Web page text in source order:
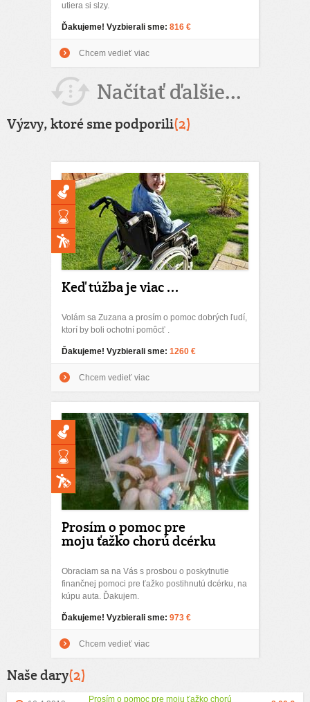
utiera si slzy.
Ďakujeme! Vyzbierali sme: 816 €
Chcem vedieť viac
Načítať ďalšie...
Výzvy, ktoré sme podporili(2)
Keď túžba je viac ...
Volám sa Zuzana a prosím o pomoc dobrých ľudí,
ktorí by boli ochotní pomôcť .
Ďakujeme! Vyzbierali sme: 1260 €
Chcem vedieť viac
Prosím o pomoc pre
moju ťažko chorú dcérku
Obraciam sa na Vás s prosbou o poskytnutie
finančnej pomoci pre ťažko postihnutú dcérku, na
kúpu auta. Ďakujem.
Ďakujeme! Vyzbierali sme: 973 €
Chcem vedieť viac
Naše dary(2)
Prosím o pomoc pre moju ťažko chorú